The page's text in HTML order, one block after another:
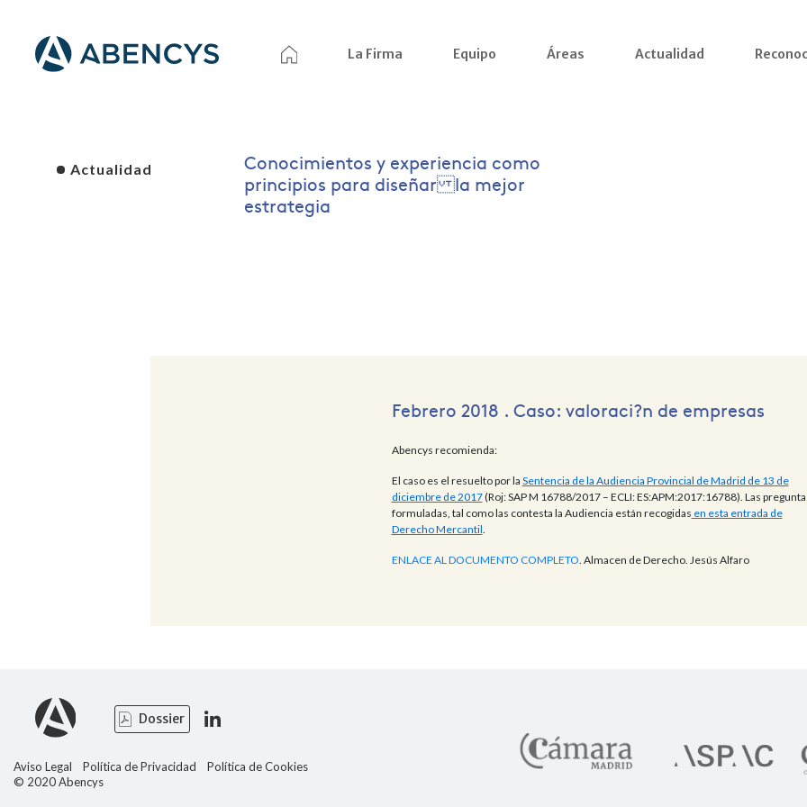
La Firma Equipo Áreas Actualidad
Actualidad
Conocimientos y experiencia como
principios para diseñar la mejor
estrategia
Febrero 2018 . Caso: valoraci?n de empresas
Abencys recomienda:
El caso es el resuelto por la Sentencia de la Audiencia Provincial de Madrid de 13 de
diciembre de 2017(Roj: SAP M 16788/2017 – ECLI: ES:APM:2017:16788). Las
formuladas, tal como las contesta la Audiencia están recogidas en esta entrada de
Derecho Mercantil
ENLACE AL DOCUMENTO COMPLETO . Almacen de Derecho. Jesús Alfaro
Dossier
Aviso Legal Política de Privacidad
Política de Cookies
© 2020 Abencys